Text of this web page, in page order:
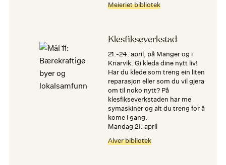
Meieriet bibliotek
Klesfikseverkstad
21.-24. april, på Manger og i
Knarvik. Gi kleda dine nytt liv!
Har du klede som treng ein liten
reparasjon eller som du vil gjera
om til noko nytt? På
klesfikseverkstaden har me
symaskiner og alt du treng for å
kome i gang.
mandag 21. april
Alver bibliotek